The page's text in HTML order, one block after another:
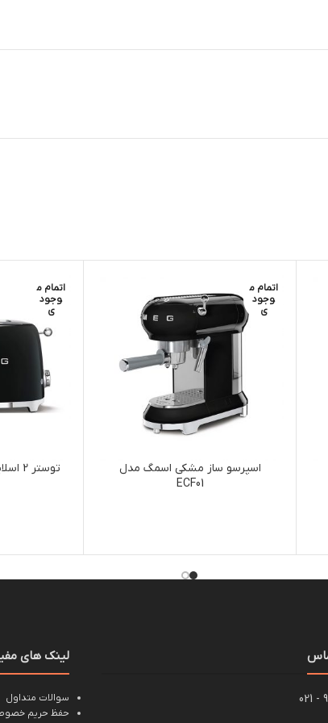
اتمام م
وجود
ی
اسپرسو ساز مشکی اسمگ مدل
ECF01
اتمام م
وجود
ی
لینک های
سوالات متداول
حفظ حریم